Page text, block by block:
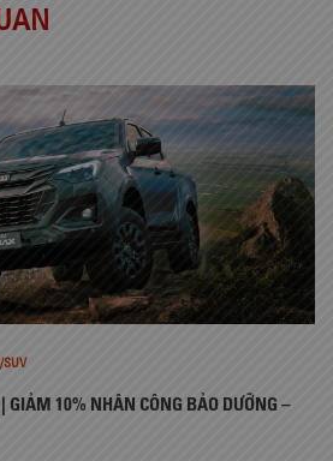
SUV
GIẢM 10% NHÂN CÔNG BẢO DƯỠNG –